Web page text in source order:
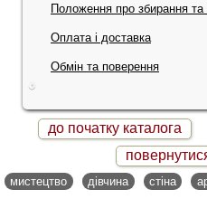
Положення про збирання
Оплата і доставка
Обмін та поверення
до початку каталога
мистецтво дівчина стіна